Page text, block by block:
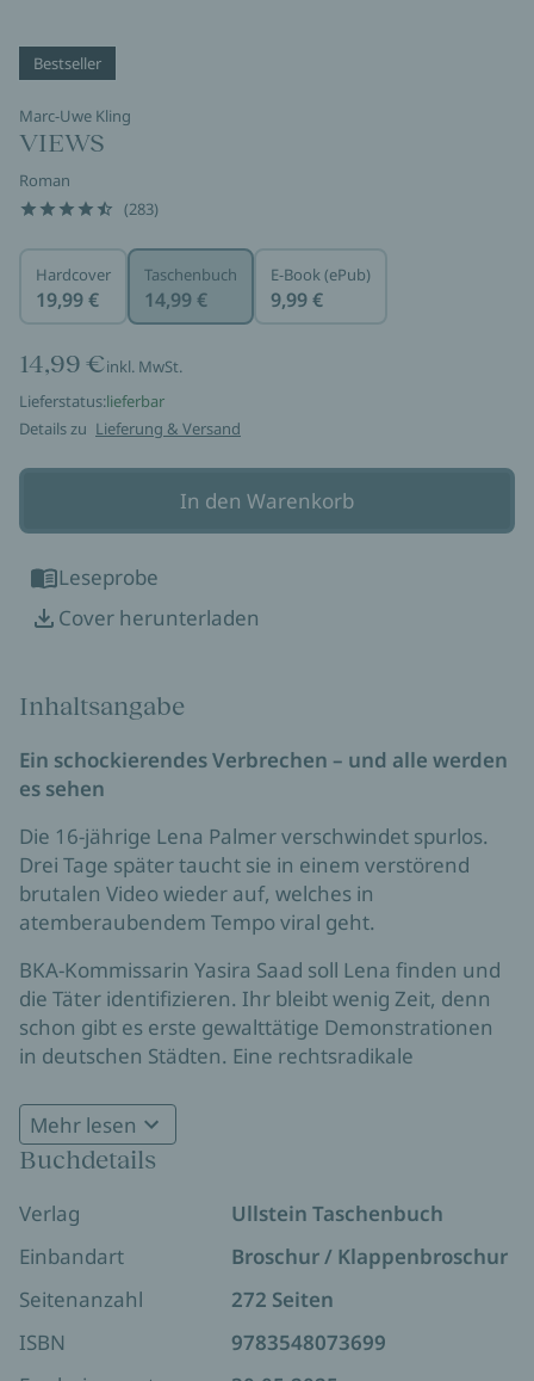
Bestseller
Marc-Uwe Kling
VIEWS
Roman
(283)
Hardcover
19,99 €
Taschenbuch
14,99 €
E-Book (ePub)
9,99 €
14,99 €inkl. MwSt.
Lieferstatus:lieferbar
Details zu Lieferung & Versand
In den Warenkorb
Leseprobe
Cover herunterladen
Inhaltsangabe
Ein schockierendes Verbrechen – und alle werden
es sehen
Die 16-jährige Lena Palmer verschwindet spurlos.
Drei Tage später taucht sie in einem verstörend
brutalen Video wieder auf, welches in
atemberaubendem Tempo viral geht.
BKA-Kommissarin Yasira Saad soll Lena finden und
die Täter identifizieren. Ihr bleibt wenig Zeit, denn
schon gibt es erste gewalttätige Demonstrationen
in deutschen Städten. Eine rechtsradikale
gewinnt rasant an Zulauf. Kann Yasira die Täter
verhaften, bevor der Lynchmob zuschlägt und der
Rechtsstaat zu wanken beginnt?
Mehr lesen
Buchdetails
Verlag
Ullstein Taschenbuch
Einbandart
Broschur / Klappenbroschur
Seitenanzahl
272 Seiten
ISBN
9783548073699